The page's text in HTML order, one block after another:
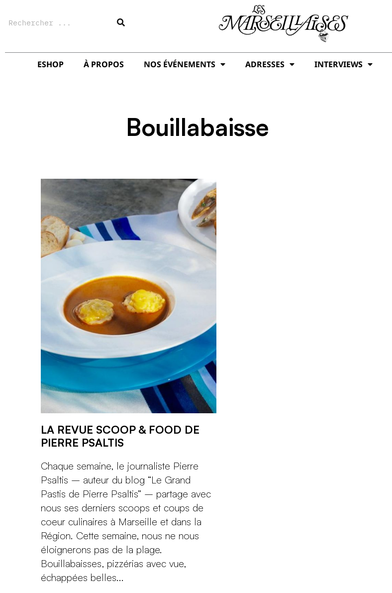
ESHOP À PROPOS NOS ÉVÉNEMENTS ADRESSES INTERVIEWS
Bouillabaisse
LA REVUE SCOOP & FOOD DE
PIERRE PSALTIS
Chaque semaine, le journaliste Pierre
Psaltis – auteur du blog “Le Grand
Pastis de Pierre Psaltis” – partage avec
nous ses derniers scoops et coups de
coeur culinaires à Marseille et dans la
Région. Cette semaine, nous ne nous
éloignerons pas de la plage.
Bouillabaisses, pizzérias avec vue,
échappées belles...